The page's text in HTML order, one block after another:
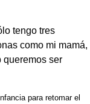
tengo tres
como mi mamá,
queremos ser
para retomar el